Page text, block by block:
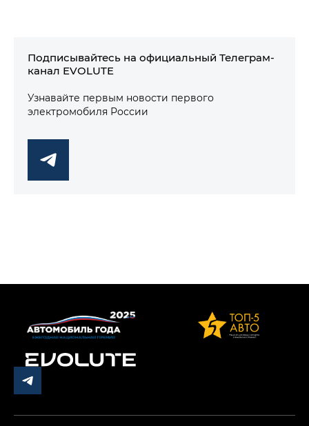
Подписывайтесь на официальный Телеграм-
канал EVOLUTE
Узнавайте первым новости первого
электромобиля России